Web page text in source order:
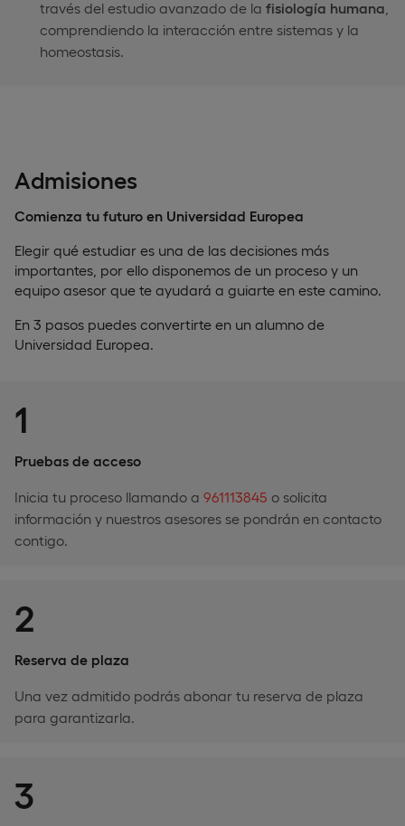
través del estudio avanzado de la fisiología humana
comprendiendo la interacción entre sistemas y la
homeostasis.
Admisiones
Comienza tu futuro en Universidad Europea
Elegir qué estudiar es una de las decisiones más
importantes, por ello disponemos de un proceso y un
equipo asesor que te ayudará a guiarte en este camino.
En 3 pasos puedes convertirte en un alumno de
Universidad Europea.
1
Pruebas de acceso
Inicia tu proceso llamando a 961113845 o solicita
información y nuestros asesores se pondrán en contacto
contigo.
2
Reserva de plaza
Una vez admitido podrás abonar tu reserva de plaza
para garantizarla.
3